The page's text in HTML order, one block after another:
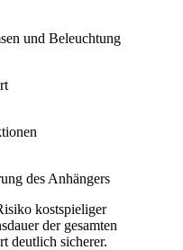
und Beleuchtung
des Anhängers
kostspieliger
der gesamten
deutlich sicherer.